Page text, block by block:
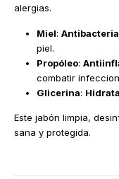
alergias.
Miel:
piel.
Propóleo:
combatir
Glicerina:
Este jabón limpia,
sana y protegida.